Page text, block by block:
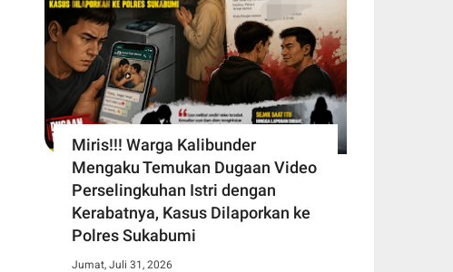
Miris!!! Warga Kalibunder
Mengaku Temukan Dugaan Video
Perselingkuhan Istri dengan
Kerabatnya, Kasus Dilaporkan ke
Polres Sukabumi
Jumat, Juli 31, 2026